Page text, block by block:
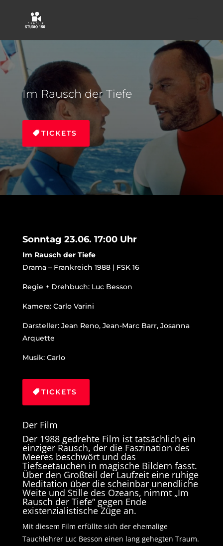
Im Rausch der Tiefe
TICKETS
Sonntag 23.06. 17:00 Uhr
Im Rausch der Tiefe
Drama – Frankreich 1988 | FSK 16
Regie + Drehbuch: Luc Besson
Kamera: Carlo Varini
Darsteller: Jean Reno, Jean-Marc Barr, Josanna
Arquette
Musik: Carlo
TICKETS
Der Film
Der 1988 gedrehte Film ist tatsächlich ein
einziger Rausch, der die Faszination des
Meeres beschwört und das
Tiefseetauchen in magische Bildern fasst.
Über den Großteil der Laufzeit eine ruhige
Meditation über die scheinbar unendliche
Weite und Stille des Ozeans, nimmt „Im
Rausch der Tiefe“ gegen Ende
existenzialistische Züge an.
Mit diesem Film erfüllte sich der ehemalige
Tauchlehrer Luc Besson einen lang gehegten Traum.